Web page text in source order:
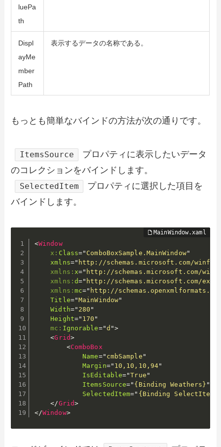
luePa
th
Displ
ayMe
mber
Path
表示するデータの名称である。
もっとも簡単なバインドの方法が次の通りです。
ItemsSource
プロパティに表示したいデータ
のコレクションをバインドします。
SelectedItem
プロパティに選択した項目を
バインドします。
<Window
x: Class=" ComboBoxSample.MainWindow"
xmlns=" http://schemas.microsoft.com/winfx/
xmlns: x=" http://schemas.microsoft.com/
xmlns: d=" http://schemas.microsoft.com/
xmlns: mc=" http://
Title="MainWindow"
Width=" 280 "
Height=" 170 "
mc: Ignorable="d ">
<Grid>
<ComboBox
Name=" cmbSample "
Margin=" 10,10,10,94"
IsEditable="True "
ItemsSource=" {Binding Weathers} "
SelectedItem=" {Binding SelectItem}
</Grid>
</Window>